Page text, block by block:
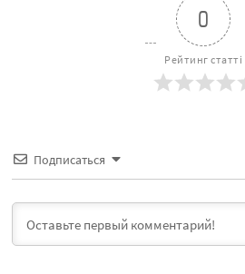
0
Рейтинг статті
Подписаться